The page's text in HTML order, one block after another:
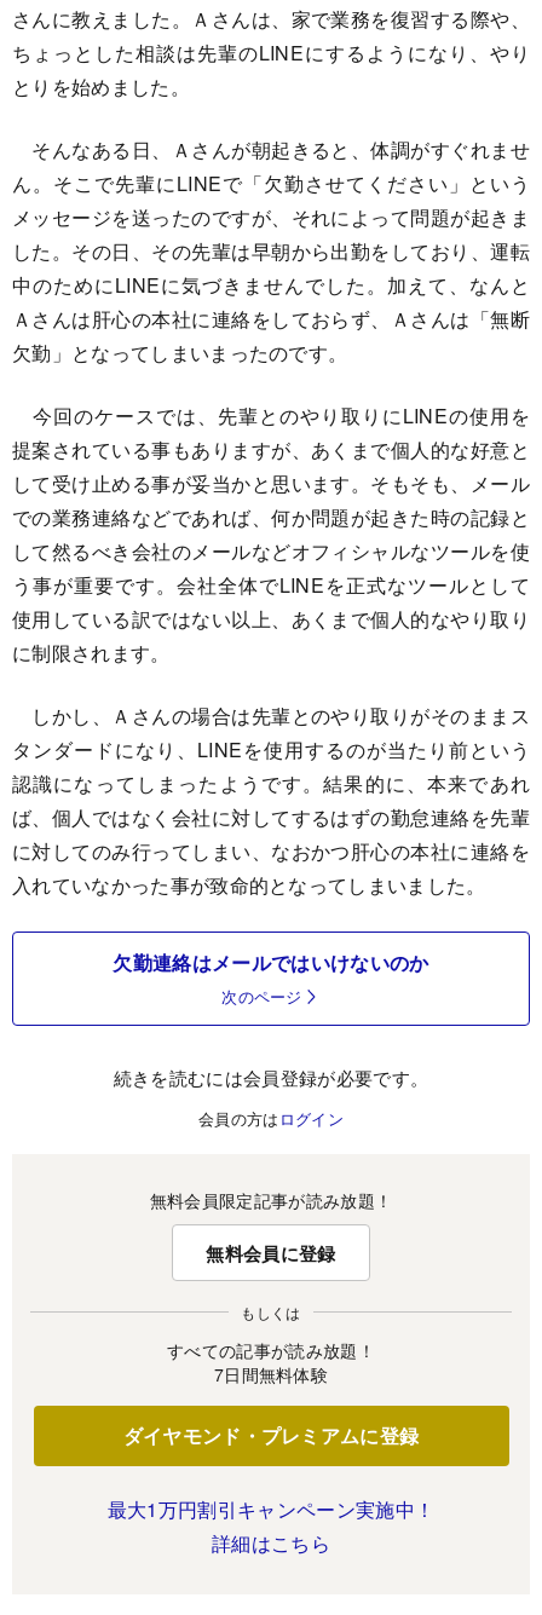
さんに教えました。Ａさんは、家で業務を復習する際や、
ちょっとした相談は先輩のLINEにするようになり、やり
とりを始めました。
そんなある日、Ａさんが朝起きると、体調がすぐれませ
ん。そこで先輩にLINEで「欠勤させてください」という
メッセージを送ったのですが、それによって問題が起きま
した。その日、その先輩は早朝から出勤をしており、運転
中のためにLINEに気づきませんでした。加えて、なんと
Ａさんは肝心の本社に連絡をしておらず、Ａさんは「無断
欠勤」となってしまいまったのです。
今回のケースでは、先輩とのやり取りにLINEの使用を
提案されている事もありますが、あくまで個人的な好意と
して受け止める事が妥当かと思います。そもそも、メール
での業務連絡などであれば、何か問題が起きた時の記録と
して然るべき会社のメールなどオフィシャルなツールを使
う事が重要です。会社全体でLINEを正式なツールとして
使用している訳ではない以上、あくまで個人的なやり取り
に制限されます。
しかし、Ａさんの場合は先輩とのやり取りがそのままス
タンダードになり、LINEを使用するのが当たり前という
認識になってしまったようです。結果的に、本来であれ
ば、個人ではなく会社に対してするはずの勤怠連絡を先輩
に対してのみ行ってしまい、なおかつ肝心の本社に連絡を
入れていなかった事が致命的となってしまいました。
欠勤連絡はメールではいけないのか
次のページ
続きを読むには会員登録が必要です。
会員の方は ログイン
無料会員限定記事が読み放題！
無料会員に登録
もしくは
すべての記事が読み放題！
7日間無料体験
ダイヤモンド・プレミアムに登録
最大1万円割引キャンペーン実施中！
詳細はこちら